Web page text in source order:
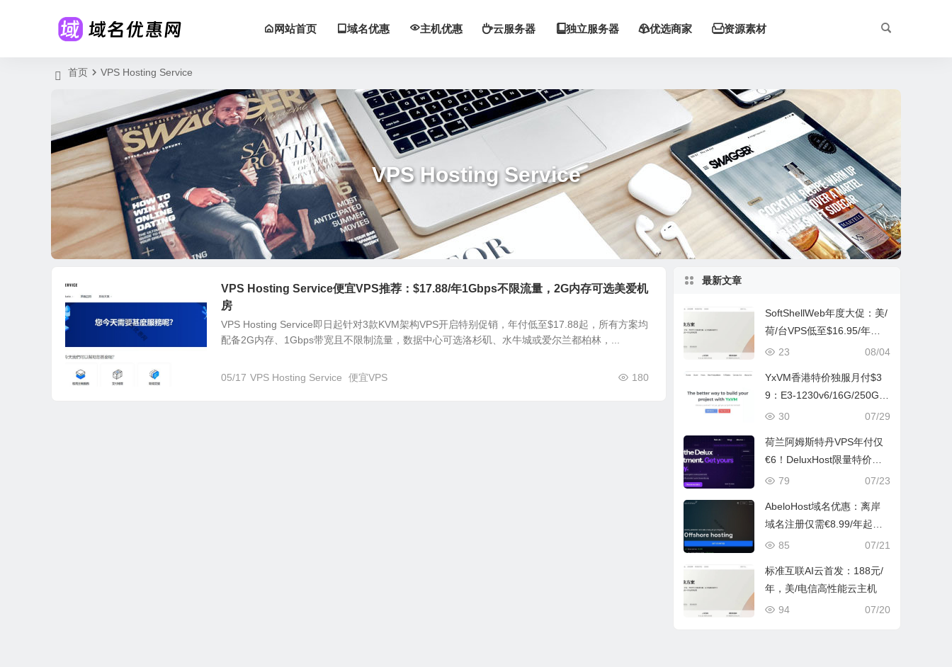
 网站首页  域名优惠 主机优惠 云服务器 独立服务器 优选商家 资源素材
首页 VPS Hosting Service
VPS Hosting Service
VPS Hosting Service便宜VPS推荐：$17.88/年1Gbps不限流量，2G内存可选美爱机
房
VPS Hosting Service即日起针对3款KVM架构VPS开启特别促销，年付低至$17.88起，所有方案均
配备2G内存、1Gbps带宽且不限制流量，数据中心可选洛杉矶、水牛城或爱尔兰都柏林，...
05/17 180
VPS Hosting Service 便宜VPS
最新文章
SoftShellWeb年度大促：美/
荷/台VPS低至$16.95/年，1
G内存享全球加速
08/04
23
YxVM香港特价独服月付$3
9：E3-1230v6/16G/250G S
SD/10TB流量
07/29
30
荷兰阿姆斯特丹VPS年付仅
€6！DeluxHost限量特价，
解锁欧洲低延迟线路
07/23
79
AbeloHost域名优惠：离岸
域名注册仅需€8.99/年起，
支持匿名注册防投诉
07/21
85
标准互联AI云首发：188元/
年，美/电信高性能云主机
07/20
94